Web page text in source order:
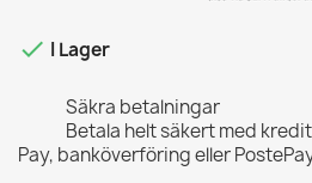
 I Lager
Säkra betalningar
Betala helt säkert med
Pay, banköverföring eller